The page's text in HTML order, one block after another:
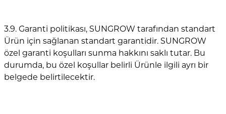
3.9. Garanti politikası, SUNGROW tarafından standart
Ürün için sağlanan standart garantidir. SUNGROW
özel garanti koşulları sunma hakkını saklı tutar. Bu
durumda, bu özel koşullar belirli Ürünle ilgili ayrı bir
belgede belirtilecektir.